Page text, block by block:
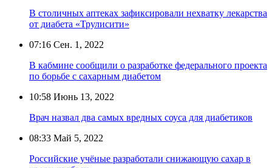
В столичных аптеках зафиксировали нехватку лекарства
от диабета «Трулисити»
07:16 Сен. 1, 2022
В кабмине сообщили о разработке федерального проекта
по борьбе с сахарным диабетом
10:58 Июнь 13, 2022
Врач назвал два самых вредных соуса для диабетиков
08:33 Май 5, 2022
Российские учёные разработали снижающую сахар в